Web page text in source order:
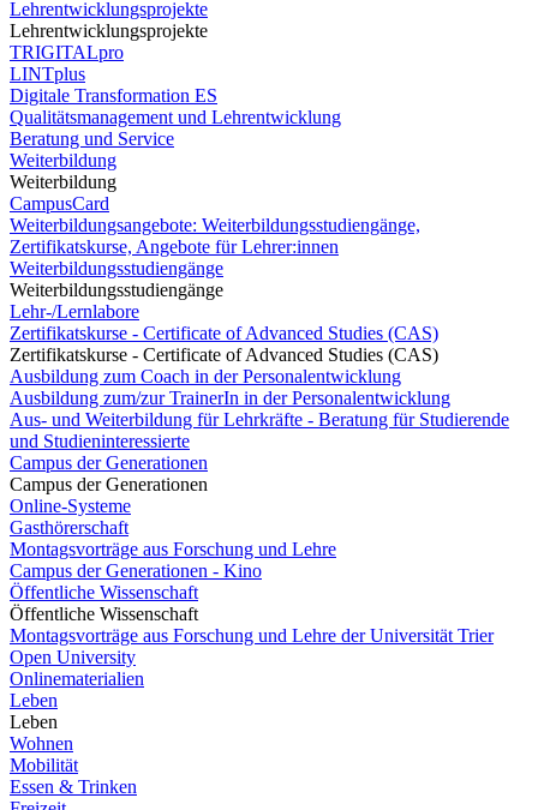
Lehrentwicklungsprojekte
Lehrentwicklungsprojekte
TRIGITALpro
LINTplus
Digitale Transformation ES
Qualitätsmanagement und Lehrentwicklung
Beratung und Service
Weiterbildung
Weiterbildung
CampusCard
Weiterbildungsangebote: Weiterbildungsstudiengänge,
Zertifikatskurse, Angebote für Lehrer:innen
Weiterbildungsstudiengänge
Weiterbildungsstudiengänge
Lehr-/Lernlabore
Zertifikatskurse - Certificate of Advanced Studies (CAS)
Zertifikatskurse - Certificate of Advanced Studies (CAS)
Ausbildung zum Coach in der Personalentwicklung
Ausbildung zum/zur TrainerIn in der Personalentwicklung
Aus- und Weiterbildung für Lehrkräfte - Beratung für Studierende
und Studieninteressierte
Campus der Generationen
Campus der Generationen
Online-Systeme
Gasthörerschaft
Montagsvorträge aus Forschung und Lehre
Campus der Generationen - Kino
Öffentliche Wissenschaft
Öffentliche Wissenschaft
Montagsvorträge aus Forschung und Lehre der Universität Trier
Open University
Onlinematerialien
Leben
Leben
Wohnen
Mobilität
Essen & Trinken